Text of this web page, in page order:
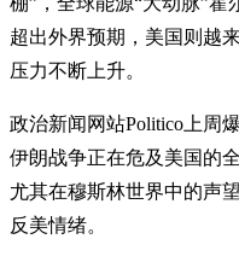
超出外界预期，美国则越
压力不断上升。
政治新闻网站Politico上周
伊朗战争正在危及美国的
尤其在穆斯林世界中的声
反美情绪。